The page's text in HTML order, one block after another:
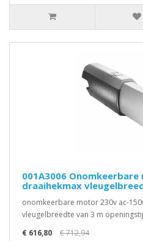
001A3006
draaihekmax
onomkeerbare motor 230v ac-
vleugelbreedte van 3 m
€ 616,80
€ 712,94